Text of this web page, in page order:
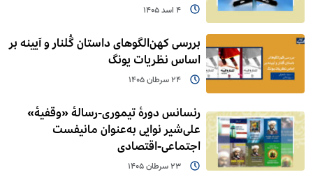
4 اسد 1405
بررسی کهن‌الگوهای داستان گُلنار و آیینه بر
اساس نظریات یونگ
24 سرطان 1405
رنسانس دورۀ تیموری-رسالۀ «وقفیۀ»
علی‌شیر نوایی به‌عنوان مانیفست
اجتماعی-اقتصادی
23 سرطان 1405